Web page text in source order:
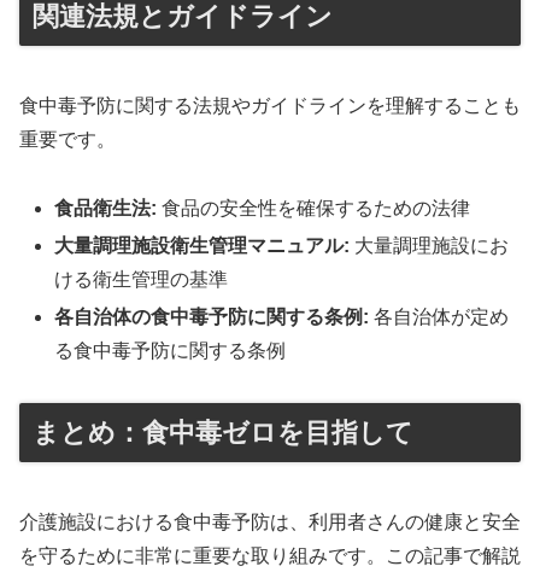
関連法規とガイドライン
食中毒予防に関する法規やガイドラインを理解することも
重要です。
食品衛生法: 食品の安全性を確保するための法律
大量調理施設衛生管理マニュアル: 大量調理施設にお
ける衛生管理の基準
各自治体の食中毒予防に関する条例: 各自治体が定め
る食中毒予防に関する条例
まとめ：食中毒ゼロを目指して
介護施設における食中毒予防は、利用者さんの健康と安全
を守るために非常に重要な取り組みです。この記事で解説